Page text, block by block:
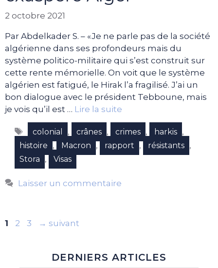
2 octobre 2021
Par Abdelkader S. – «Je ne parle pas de la société
algérienne dans ses profondeurs mais du
système politico-militaire qui s’est construit sur
cette rente mémorielle. On voit que le système
algérien est fatigué, le Hirak l’a fragilisé. J’ai un
bon dialogue avec le président Tebboune, mais
je vois qu’il est … Lire la suite
Étiquettes
colonial , crânes , crimes , harkis ,
histoire , Macron , rapport , résistants ,
Stora , Visas
Laisser un commentaire
Page
1 Page
2 Page
3 → suivant
DERNIERS ARTICLES